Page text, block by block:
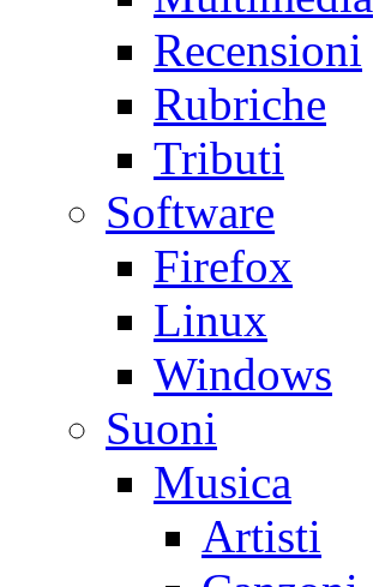
Recensioni
Rubriche
Tributi
Software
Firefox
Linux
Windows
Suoni
Musica
Artisti